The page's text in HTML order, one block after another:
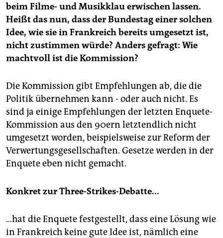
beim Filme- und Musikklau erwischen lassen.
Heißt das nun, dass der Bundestag einer solchen
Idee, wie sie in Frankreich bereits umgesetzt ist,
nicht zustimmen würde? Anders gefragt: Wie
machtvoll ist die Kommission?
Die Kommission gibt Empfehlungen ab, die die
Politik übernehmen kann - oder auch nicht. Es
sind ja einige Empfehlungen der letzten Enquete-
Kommission aus den 90ern letztendlich nicht
umgesetzt worden, beispielsweise zur Reform der
Verwertungsgesellschaften. Gesetze werden in der
Enquete eben nicht gemacht.
Konkret zur Three-Strikes-Debatte...
...hat die Enquete festgestellt, dass eine Lösung wie
in Frankreich keine gute Idee ist, nämlich eine